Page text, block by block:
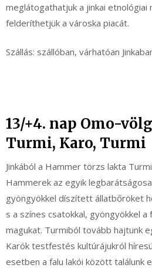
meglátogathatjuk a jinkai etnológiai
felderíthetjük a városka piacát.
Szállás: szállóban, várhatóan
13/+4. nap Omo-
Turmi, Karo, Turmi
Jinkából a Hammer törzs lakta
Hammerek az egyik
gyöngyökkel díszített állatbőröket
s a színes csatokkal, gyöngyökkel
magukat. Turmiból tovább hajtunk
Karók testfestés kultúrájukról
esetben a falu lakói között találunk